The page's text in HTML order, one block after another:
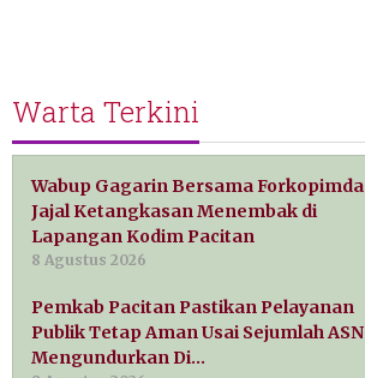
Warta Terkini
Wabup Gagarin Bersama Forkopimda
Jajal Ketangkasan Menembak di
Lapangan Kodim Pacitan
8 Agustus 2026
Pemkab Pacitan Pastikan Pelayanan
Publik Tetap Aman Usai Sejumlah ASN
Mengundurkan Di…